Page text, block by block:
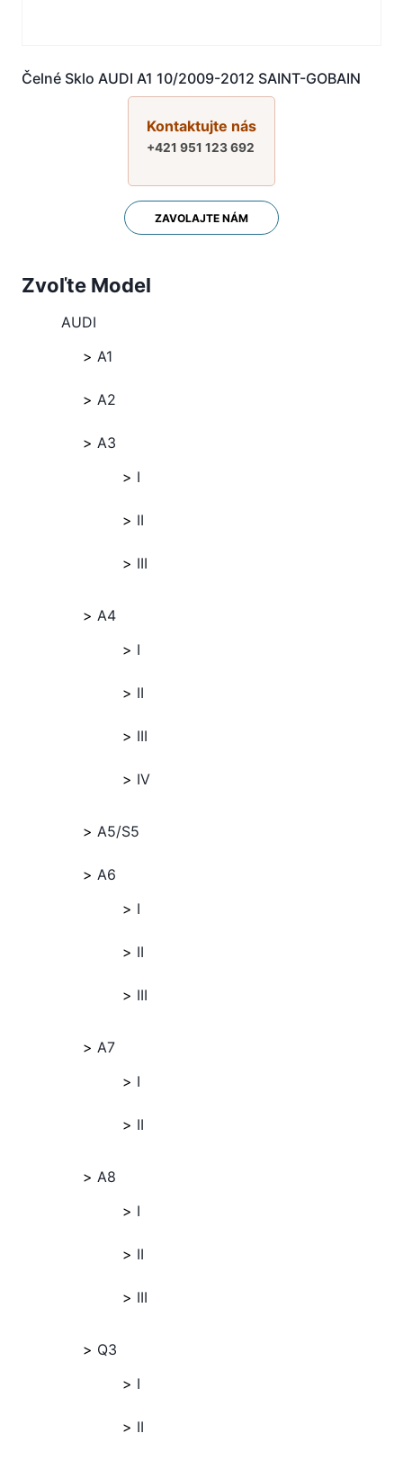
Čelné Sklo AUDI A1 10/2009-2012 SAINT-GOBAIN
Kontaktujte nás
+421 951 123 692
ZAVOLAJTE NÁM
Zvoľte Model
AUDI
A1
A2
A3
I
II
III
A4
I
II
III
IV
A5/S5
A6
I
II
III
A7
I
II
A8
I
II
III
Q3
I
II